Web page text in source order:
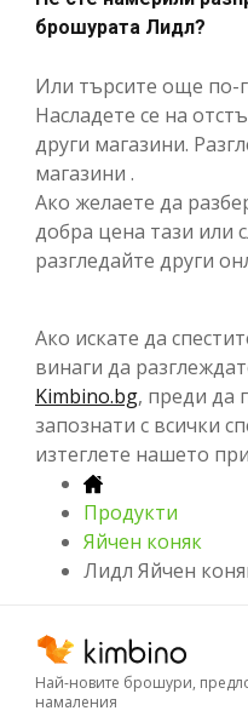
брошурата Лидл?
Или търсите още по-
Насладете се на
други магазини.
магазини .
Ако желаете да
добра цена тази или
разгледайте други
Ако искате да
винаги да
Kimbino.bg, преди да
запознати с всички
изтеглете нашето
Продукти
Яйчен коняк
Лидл Яйчен
Най-новите брошури,
намаления